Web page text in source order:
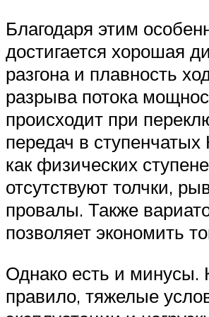
Благодаря этим
достигается хорошая
разгона и плавность
разрыва потока
происходит при
передач в
как физических
отсутствуют толчки,
провалы. Также
позволяет экономить
Однако есть и минусы.
правило, тяжелые